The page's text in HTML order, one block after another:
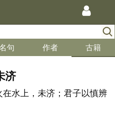
句 作者 古籍
济
，未济；君子以慎辨